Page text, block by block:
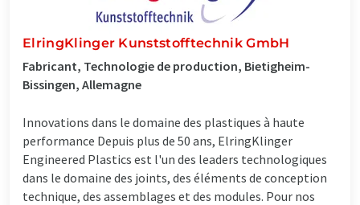
ElringKlinger Kunststofftechnik GmbH
Fabricant, Technologie de production, Bietigheim-
Bissingen, Allemagne
Innovations dans le domaine des plastiques à haute
performance Depuis plus de 50 ans, ElringKlinger
Engineered Plastics est l'un des leaders technologiques
dans le domaine des joints, des éléments de conception
technique, des assemblages et des modules. Pour nos